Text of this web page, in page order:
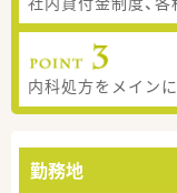
内科処方をメイン
勤務地